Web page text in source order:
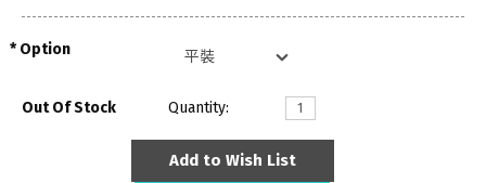
Option
Out Of Stock Quantity:
Add to Wish List